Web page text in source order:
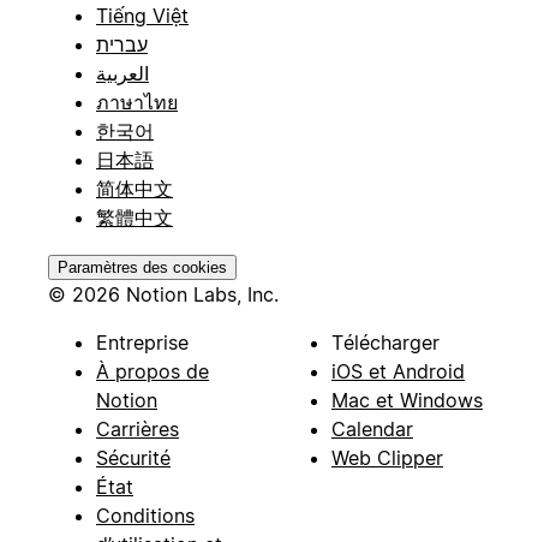
Tiếng Việt
עברית
العربية
ภาษาไทย
한국어
日本語
简体中文
繁體中文
Paramètres des cookies
© 2026 Notion Labs, Inc.
Entreprise
À propos de
Notion
Carrières
Sécurité
État
Conditions
Télécharger
iOS et Android
Mac et Windows
Calendar
Web Clipper